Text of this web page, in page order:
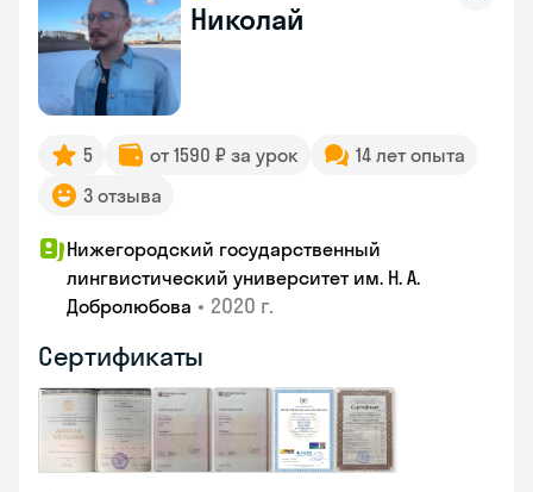
Николай
5 от 1590 ₽ за урок
14 лет опыта
3 отзыва
Нижегородский государственный
лингвистический университет им. Н. А.
Добролюбова • 2020 г.
Сертификаты